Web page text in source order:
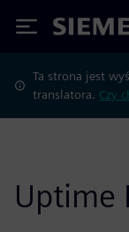
Siemens
Ta strona jest
translatora. Czy
Uptime